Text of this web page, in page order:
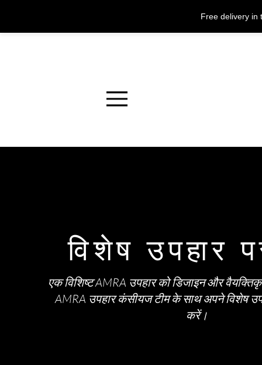
Free delivery in
विशेष उपहार
एक विशिष्ट AMRA उपहार को डिजाइन और
AMRA उपहार कंसीयज टीम के साथ अपने विशेष
करें।